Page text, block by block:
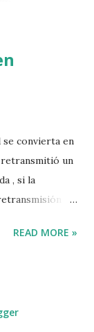
se convierta en
retransmitió un
, si la
via
READ MORE »